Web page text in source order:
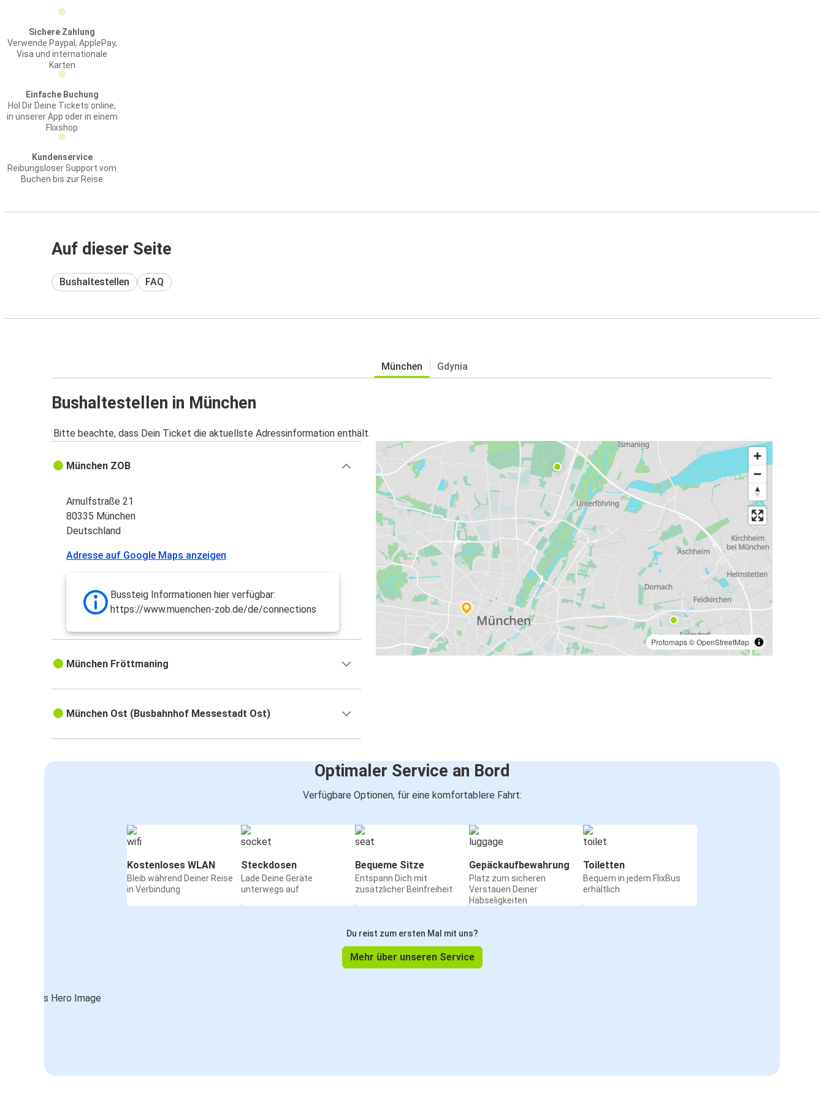
Sichere Zahlung
Verwende Paypal, ApplePay,
Visa und internationale
Karten
Einfache Buchung
Hol Dir Deine Tickets online,
in unserer App oder in einem
Flixshop
Kundenservice
Reibungsloser Support vom
Buchen bis zur Reise
Auf dieser Seite
Bushaltestellen FAQ
München Gdynia
Bushaltestellen in München
Bitte beachte, dass Dein Ticket die aktuellste Adressinformation enthält.
Protomaps©OpenStreetMap
München ZOB
Arnulfstraße 21
80335 München
Deutschland
Adresse auf Google Maps anzeigen
Bussteig Informationen hier verfügbar:
https://www.muenchen-zob.de/de/connections
München Fröttmaning
München Ost (Busbahnhof Messestadt Ost)
Optimaler Service an Bord
Verfügbare Optionen, für eine komfortablere Fahrt:
Kostenloses WLAN
Bleib während Deiner Reise
in Verbindung
Steckdosen
Lade Deine Geräte
unterwegs auf
Bequeme Sitze
Entspann Dich mit
zusätzlicher Beinfreiheit
Gepäckaufbewahrung
Platz zum sicheren
Verstauen Deiner
Habseligkeiten
Toiletten
Bequem in jedem FlixBus
erhältlich
Du reist zum ersten Mal mit uns?
Mehr über unseren Service